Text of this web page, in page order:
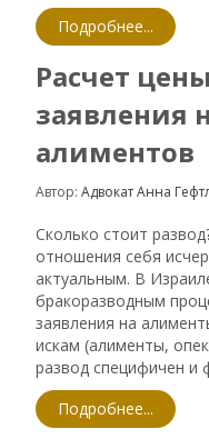
Подробнее...
Расчет
заявления
алиментов
Автор:Адвокат Анна
Сколько стоит
отношения себя
актуальным. В
бракоразводным
заявления на
искам (алименты,
развод специфичен и
Подробнее...